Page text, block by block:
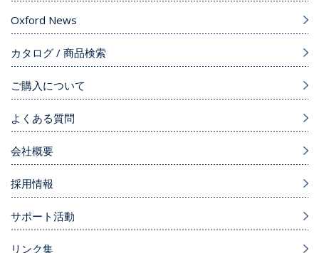
Oxford News
カタログ / 商品検索
ご購入について
よくある質問
会社概要
採用情報
サポート活動
リンク集